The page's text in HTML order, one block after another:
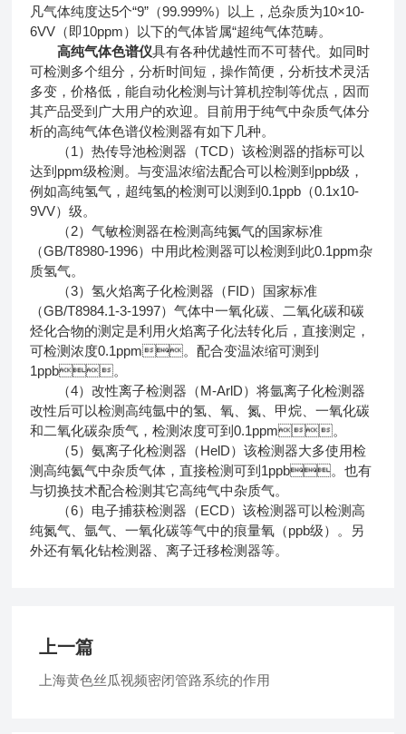
凡气体纯度达5个“9”（99.999%）以上，总杂质为10×10-
6VV（即10ppm）以下的气体皆属“超纯气体范畴。
高纯气体色谱仪具有各种优越性而不可替代。如同时
可检测多个组分，分析时间短，操作简便，分析技术灵活
多变，价格低，能自动化检测与计算机控制等优点，因而
其产品受到广大用户的欢迎。目前用于纯气中杂质气体分
析的高纯气体色谱仪检测器有如下几种。
（1）热传导池检测器（TCD）该检测器的指标可以
达到ppm级检测。与变温浓缩法配合可以检测到ppb级，
例如高纯氢气，超纯氢的检测可以测到0.1ppb（0.1x10-
9VV）级。
（2）气敏检测器在检测高纯氮气的国家标准
（GB/T8980-1996）中用此检测器可以检测到此0.1ppm杂
质氢气。
（3）氢火焰离子化检测器（FID）国家标准
（GB/T8984.1-3-1997）气体中一氧化碳、二氧化碳和碳
烃化合物的测定是利用火焰离子化法转化后，直接测定，
可检测浓度0.1ppm。配合变温浓缩可测到
1ppb。
（4）改性离子检测器（M-ArlD）将氩离子化检测器
改性后可以检测高纯氩中的氢、氧、氮、甲烷、一氧化碳
和二氧化碳杂质气，检测浓度可到0.1ppm。
（5）氨离子化检测器（HelD）该检测器大多使用检
测高纯氦气中杂质气体，直接检测可到1ppb。也有
与切换技术配合检测其它高纯气中杂质气。
（6）电子捕获检测器（ECD）该检测器可以检测高
纯氮气、氩气、一氧化碳等气中的痕量氧（ppb级）。另
外还有氧化钻检测器、离子迁移检测器等。
上一篇
上海黄色丝瓜视频密闭管路系统的作用